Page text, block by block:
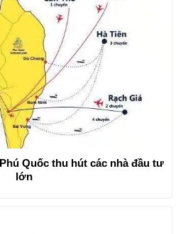
Quốc thu hút các nhà đầu tư
lớn